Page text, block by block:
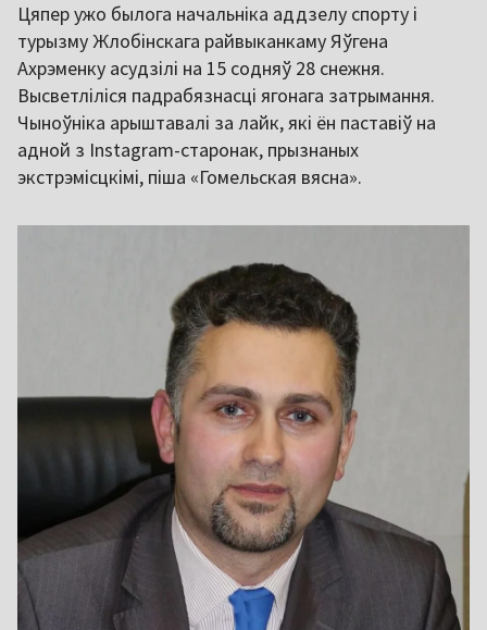
Цяпер ужо былога начальніка аддзелу спорту і
турызму Жлобінскага райвыканкаму Яўгена
Ахрэменку асудзілі на 15 содняў 28 снежня.
Высветліліся падрабязнасці ягонага затрымання.
Чыноўніка арыштавалі за лайк, які ён паставіў на
адной з Instagram-старонак, прызнаных
экстрэмісцкімі, піша «Гомельская вясна».